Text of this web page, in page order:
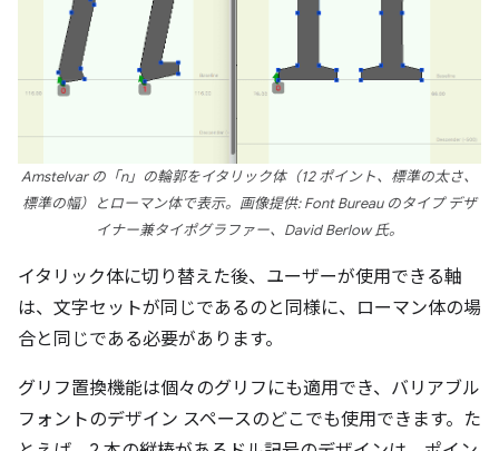
Amstelvar の「n」の輪郭をイタリック体（12 ポイント、標準の太さ、
標準の幅）とローマン体で表示。画像提供: Font Bureau のタイプ デザ
イナー兼タイポグラファー、David Berlow 氏。
イタリック体に切り替えた後、ユーザーが使用できる軸
は、文字セットが同じであるのと同様に、ローマン体の場
合と同じである必要があります。
グリフ置換機能は個々のグリフにも適用でき、バリアブル
フォントのデザイン スペースのどこでも使用できます。た